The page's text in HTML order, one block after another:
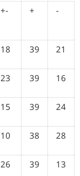
+- + -
18 39 21
23 39 16
15 39 24
10 38 28
26 39 13